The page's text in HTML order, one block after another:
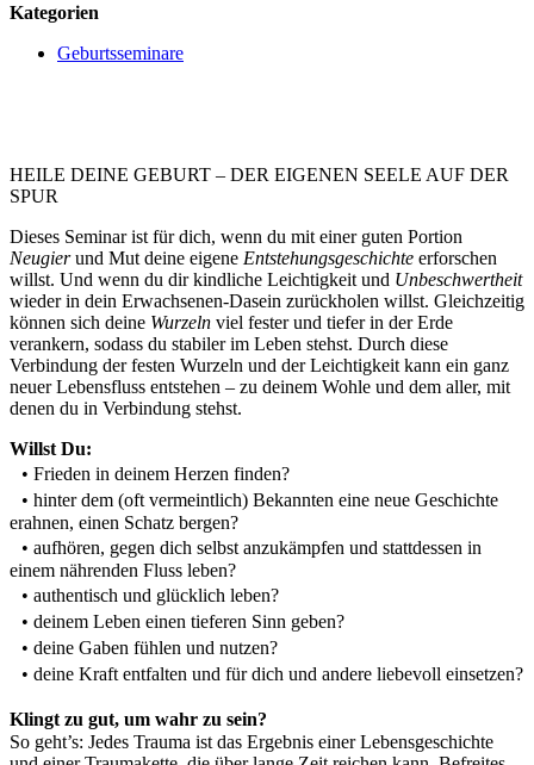
Kategorien
Geburtsseminare
HEILE DEINE GEBURT – DER EIGENEN SEELE AUF DER
SPUR
Dieses Seminar ist für dich, wenn du mit einer guten Portion
Neugierund Mut deine eigene Entstehungsgeschichte erforschen
willst. Und wenn du dir kindliche Leichtigkeit und Unbeschwertheit
wieder in dein Erwachsenen-Dasein zurückholen willst. Gleichzeitig
können sich deine Wurzeln viel fester und tiefer in der Erde
verankern, sodass du stabiler im Leben stehst. Durch diese
Verbindung der festen Wurzeln und der Leichtigkeit kann ein ganz
neuer Lebensfluss entstehen – zu deinem Wohle und dem aller, mit
denen du in Verbindung stehst.
Willst Du:
• Frieden in deinem Herzen finden?
• hinter dem (oft vermeintlich) Bekannten eine neue Geschichte
erahnen, einen Schatz bergen?
• aufhören, gegen dich selbst anzukämpfen und stattdessen in
einem nährenden Fluss leben?
• authentisch und glücklich leben?
• deinem Leben einen tieferen Sinn geben?
• deine Gaben fühlen und nutzen?
• deine Kraft entfalten und für dich und andere liebevoll einsetzen?
Klingt zu gut, um wahr zu sein?
So geht’s: Jedes Trauma ist das Ergebnis einer Lebensgeschichte